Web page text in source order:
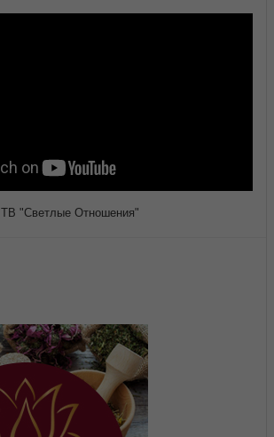
"Светлые Отношения"